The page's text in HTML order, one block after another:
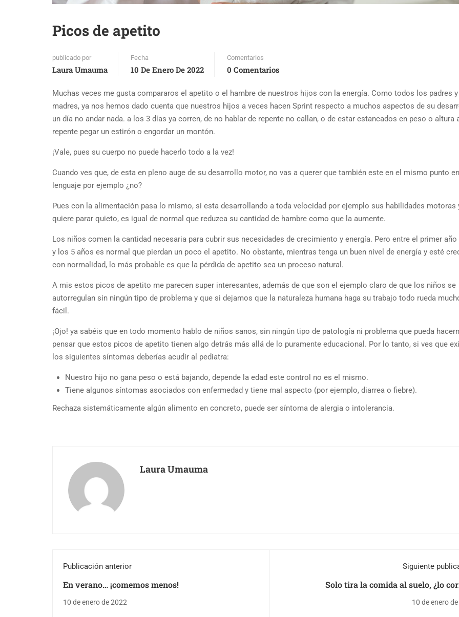
Picos de apetito
publicado por
Laura Umauma
Fecha
10 De Enero De 2022
Comentarios
0 Comentarios
Muchas veces me gusta compararos el apetito o el hambre de nuestros hijos con la energía. Como todos los padres y
madres, ya nos hemos dado cuenta que nuestros hijos a veces hacen Sprint respecto a muchos aspectos de su
un día no andar nada. a los 3 días ya corren, de no hablar de repente no callan, o de estar estancados en peso o altura
repente pegar un estirón o engordar un montón.
¡Vale, pues su cuerpo no puede hacerlo todo a la vez!
Cuando ves que, de esta en pleno auge de su desarrollo motor, no vas a querer que también este en el mismo punto
lenguaje por ejemplo ¿no?
Pues con la alimentación pasa lo mismo, si esta desarrollando a toda velocidad por ejemplo sus habilidades motoras
quiere parar quieto, es igual de normal que reduzca su cantidad de hambre como que la aumente.
Los niños comen la cantidad necesaria para cubrir sus necesidades de crecimiento y energía. Pero entre el primer año
y los 5 años es normal que pierdan un poco el apetito. No obstante, mientras tenga un buen nivel de energía y esté
con normalidad, lo más probable es que la pérdida de apetito sea un proceso natural.
A mis estos picos de apetito me parecen super interesantes, además de que son el ejemplo claro de que los niños se
autorregulan sin ningún tipo de problema y que si dejamos que la naturaleza humana haga su trabajo todo rueda
fácil.
¡Ojo! ya sabéis que en todo momento hablo de niños sanos, sin ningún tipo de patología ni problema que pueda
pensar que estos picos de apetito tienen algo detrás más allá de lo puramente educacional. Por lo tanto, si ves que
los siguientes síntomas deberías acudir al pediatra:
Nuestro hijo no gana peso o está bajando, depende la edad este control no es el mismo.
Tiene algunos síntomas asociados con enfermedad y tiene mal aspecto (por ejemplo, diarrea o fiebre).
Rechaza sistemáticamente algún alimento en concreto, puede ser síntoma de alergia o intolerancia.
Laura Umauma
Publicación anterior
En verano… ¡comemos menos!
10 de enero de 2022
Siguiente
Solo tira la comida al suelo, ¿lo
10 de enero